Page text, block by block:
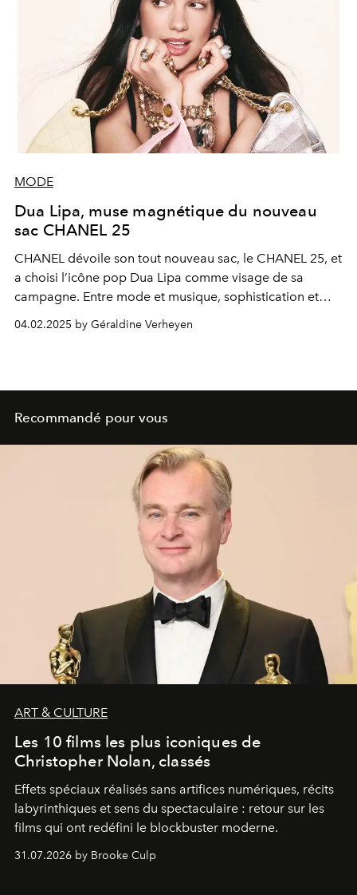
MODE
Dua Lipa, muse magnétique du nouveau
sac CHANEL 25
CHANEL dévoile son tout nouveau sac, le CHANEL 25, et
a choisi l’icône pop Dua Lipa comme visage de sa
campagne. Entre mode et musique, sophistication et
esprit rebelle, la chanteuse incarne avec panache cette
création intemporelle.
04.02.2025 by Géraldine Verheyen
Recommandé pour vous
ART & CULTURE
Les 10 films les plus iconiques de
Christopher Nolan, classés
Effets spéciaux réalisés sans artifices numériques, récits
labyrinthiques et sens du spectaculaire : retour sur les
films qui ont redéfini le blockbuster moderne.
31.07.2026 by Brooke Culp